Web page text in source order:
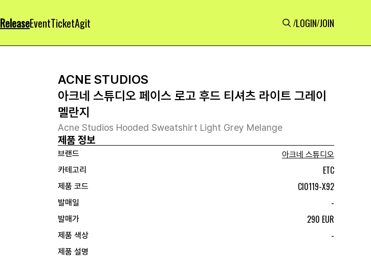
ReleaseEventTicketAgit /LOGIN/JOIN
ACNE STUDIOS
아크네 스튜디오 페이스 로고 후드 티셔츠 라이트 그레이
멜란지
Acne Studios Hooded Sweatshirt Light Grey Melange
제품 정보
브랜드
아크네 스튜디오
카테고리
ETC
제품 코드 CI0119-X92
발매일 -
발매가 290 EUR
제품 색상 -
제품 설명